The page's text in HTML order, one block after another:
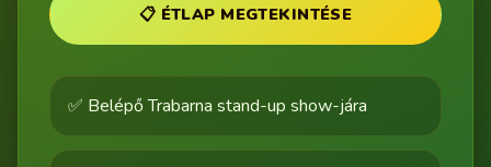
📋 ÉTLAP MEGTEKINTÉSE
✅ Belépő Trabarna stand-up show-jára